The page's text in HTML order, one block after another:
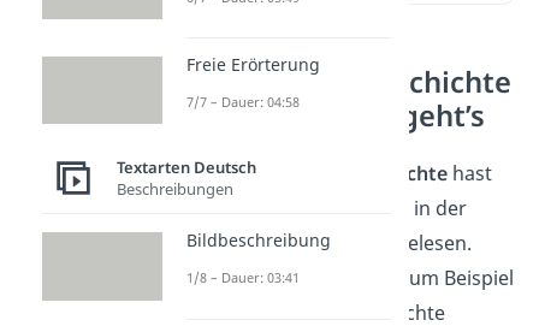
Spannende Geschichte
schreiben – So geht’s
Einespannende Geschichtehast
du bestimmt schon mal in der
Schule oder zu Hause gelesen.
Auch du selbst kannst zum Beispiel
eine spannende Geschichte
Freie Erörterung
7/7 – Dauer: 04:58
Textarten Deutsch
Beschreibungen
Bildbeschreibung
1/8 – Dauer: 03:41